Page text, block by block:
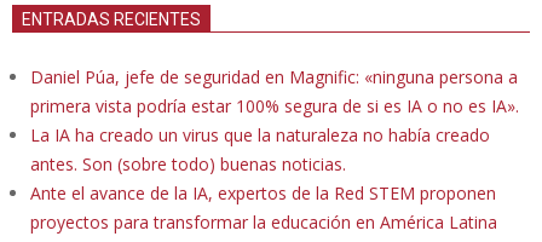
ENTRADAS RECIENTES
Daniel Púa, jefe de seguridad en Magnific: «ninguna persona a
primera vista podría estar 100% segura de si es IA o no es IA».
La IA ha creado un virus que la naturaleza no había creado
antes. Son (sobre todo) buenas noticias.
Ante el avance de la IA, expertos de la Red STEM proponen
proyectos para transformar la educación en América Latina